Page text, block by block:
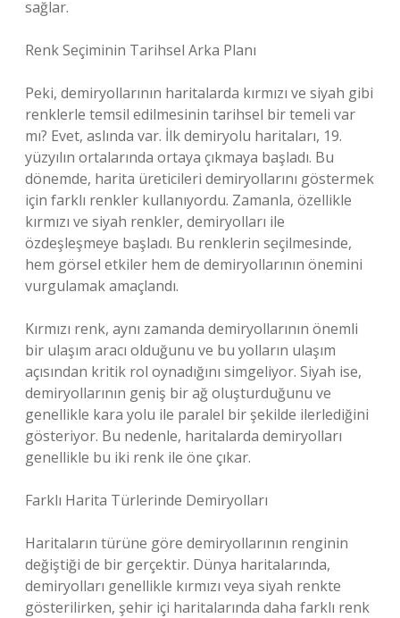
sağlar.
Renk Seçiminin Tarihsel Arka Planı
Peki, demiryollarının haritalarda kırmızı ve siyah gibi
renklerle temsil edilmesinin tarihsel bir temeli var
mı? Evet, aslında var. İlk demiryolu haritaları, 19.
yüzyılın ortalarında ortaya çıkmaya başladı. Bu
dönemde, harita üreticileri demiryollarını göstermek
için farklı renkler kullanıyordu. Zamanla, özellikle
kırmızı ve siyah renkler, demiryolları ile
özdeşleşmeye başladı. Bu renklerin seçilmesinde,
hem görsel etkiler hem de demiryollarının önemini
vurgulamak amaçlandı.
Kırmızı renk, aynı zamanda demiryollarının önemli
bir ulaşım aracı olduğunu ve bu yolların ulaşım
açısından kritik rol oynadığını simgeliyor. Siyah ise,
demiryollarının geniş bir ağ oluşturduğunu ve
genellikle kara yolu ile paralel bir şekilde ilerlediğini
gösteriyor. Bu nedenle, haritalarda demiryolları
genellikle bu iki renk ile öne çıkar.
Farklı Harita Türlerinde Demiryolları
Haritaların türüne göre demiryollarının renginin
değiştiği de bir gerçektir. Dünya haritalarında,
demiryolları genellikle kırmızı veya siyah renkte
gösterilirken, şehir içi haritalarında daha farklı renk